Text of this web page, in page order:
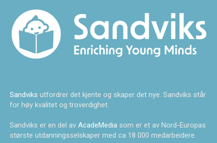
Sandviks utfordrer det kjente og skaper det nye. Sandviks står
for høy kvalitet og troverdighet.
Sandviks er en del av AcadeMedia som er et av Nord-Europas
største utdanningsselskaper med ca 18 000 medarbeidere.